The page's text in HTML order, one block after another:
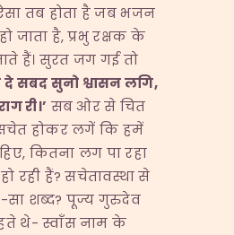
तब होता है जब भजन
जाता है, प्रभु रक्षक के
हैं। सुरत जग गई तो
देसबदसुनोश्वासनलगि,
री।’ सब ओर से चित
होकर लगें कि हमें
कितना लग पा रहा
रही हैं? सचेतावस्था से
शब्द? पूज्य गुरुदेव
थे- स्वाँस नाम के